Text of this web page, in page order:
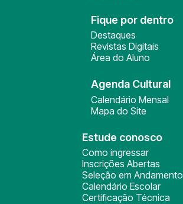
Fique por dentro
Destaques
Revistas Digitais
Área do Aluno
Agenda Cultural
Calendário Mensal
Mapa do Site
Estude conosco
Como ingressar
Inscrições Abertas
Seleção em Andamento
Calendário Escolar
Certificação Técnica